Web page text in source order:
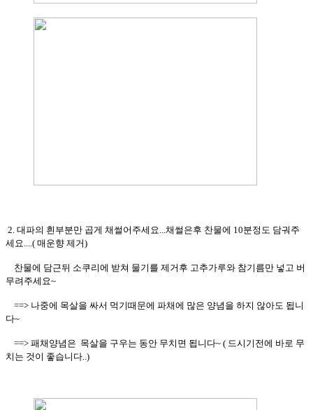
2. 대파의 흰부분만 곱게 채썰어주세요...채썰은후 찬물에 10분정도 담궈주
세요....( 매운향 제거)
찬물에 담근뒤 소쿠리에 받쳐 물기를 제거후 고추가루와 참기름만 넣고 버
무려주세요~
==> 나중에 목살을 싸서 먹기때문에 파채에 많은 양념을 하지 않아도 됩니
다~
==> 패채양념은 목살을 구우는 동안 무치면 됩니다~ ( 드시기전에 바로 무
치는 것이 좋습니다..)